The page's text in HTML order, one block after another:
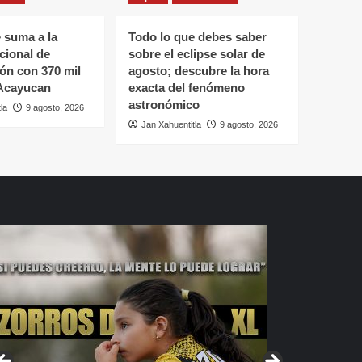
suma a la
de
con 370 mil
9 agosto, 2026
Todo lo que debes saber
sobre el eclipse solar de
agosto; descubre la hora
exacta del fenómeno
astronómico
Jan Xahuentitla 9 agosto, 2026